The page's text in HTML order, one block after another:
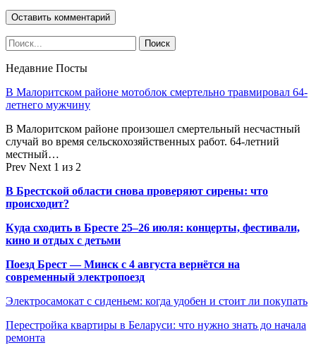
Недавние Посты
В Малоритском районе мотоблок смертельно травмировал 64-
летнего мужчину
В Малоритском районе произошел смертельный несчастный
случай во время сельскохозяйственных работ. 64-летний
местный…
Prev Next 1 из 2
В Брестской области снова проверяют сирены: что
происходит?
Куда сходить в Бресте 25–26 июля: концерты, фестивали,
кино и отдых с детьми
Поезд Брест — Минск с 4 августа вернётся на
современный электропоезд
Электросамокат с сиденьем: когда удобен и стоит ли покупать
Перестройка квартиры в Беларуси: что нужно знать до начала
ремонта